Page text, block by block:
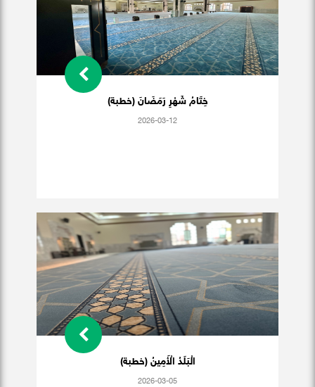
خِتَامُ شَهْرِ رَمَضَانَ (خطبة)
2026-03-12
الْبَلَدُ الْأَمِينُ (خطبة)
2026-03-05